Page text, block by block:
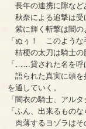
長年の連携に隙など
秋奈による追撃は受
紫に輝く斬撃は闇の
「ぬぅ！ このような
桔梗の太刀は騎士の
「……貸された名を呼
語られた真実に頭を
を通していく。
「闇衣の騎士、アル
「ふん、出来るもの
肉薄するヨゾラはそ